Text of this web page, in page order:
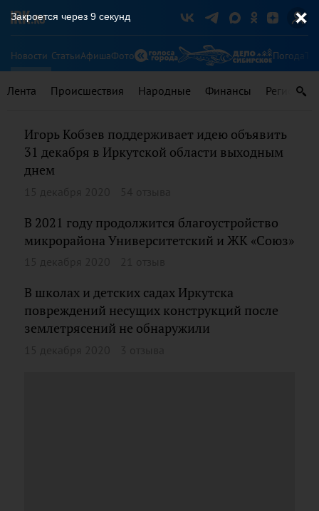
Новости СтатьиАфишаФото Погода
Лента Происшествия Народные Финансы Регионы
Игорь Кобзев поддерживает идею объявить
31 декабря в Иркутской области выходным
днем
В 2021 году продолжится благоустройство
микрорайона Университетский и ЖК «Союз»
В школах и детских садах Иркутска
повреждений несущих конструкций после
землетрясений не обнаружили
Закроется через 8 секунд